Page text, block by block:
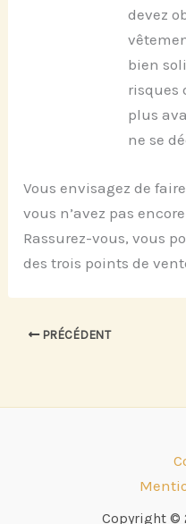
devez
bien
risques
plus
ne se
Vous envisagez de
vous n’avez pas
Rassurez-vous, vous
des trois points de
PRÉCÉDENT
Copyright ©